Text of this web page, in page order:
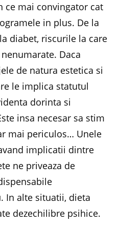
ce mai convingator cat
in plus. De la
diabet, riscurile la care
Daca
de natura estetica si
le implica statutul
dorinta si
insa necesar sa stim
mai periculos… Unele
implicatii dintre
ne priveaza de
In alte situatii, dieta
dezechilibre psihice.